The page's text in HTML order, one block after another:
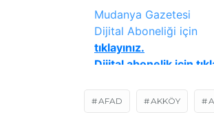
AFAD AKKÖY